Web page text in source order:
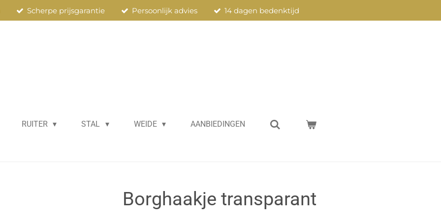
Scherpe prijsgarantie Persoonlijk advies 14 dagen bedenktijd
RUITER STAL WEIDE AANBIEDINGEN
Borghaakje transparant